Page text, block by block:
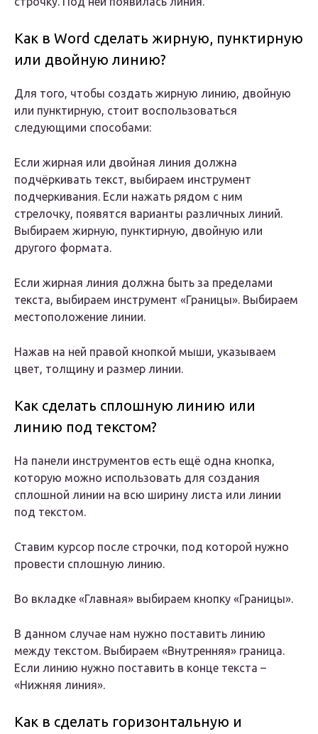
Как в Word сделать жирную, пунктирную
или двойную линию?
Для того, чтобы создать жирную линию, двойную
или пунктирную, стоит воспользоваться
следующими способами:
Если жирная или двойная линия должна
подчёркивать текст, выбираем инструмент
подчеркивания. Если нажать рядом с ним
стрелочку, появятся варианты различных линий.
Выбираем жирную, пунктирную, двойную или
другого формата.
Если жирная линия должна быть за пределами
текста, выбираем инструмент «Границы». Выбираем
местоположение линии.
Нажав на ней правой кнопкой мыши, указываем
цвет, толщину и размер линии.
Как сделать сплошную линию или
линию под текстом?
На панели инструментов есть ещё одна кнопка,
которую можно использовать для создания
сплошной линии на всю ширину листа или линии
под текстом.
Ставим курсор после строчки, под которой нужно
провести сплошную линию.
Во вкладке «Главная» выбираем кнопку «Границы».
В данном случае нам нужно поставить линию
между текстом. Выбираем «Внутренняя» граница.
Если линию нужно поставить в конце текста –
«Нижняя линия».
Как в сделать горизонтальную и